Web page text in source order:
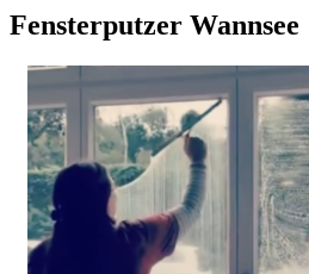
Fensterputzer Wannsee